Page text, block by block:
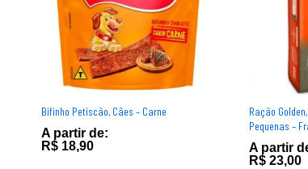
Bifinho Petiscão, Cães – Carne
A partir de:
R$ 18,90
Ração
Pequenas –
A partir
R$ 23,00